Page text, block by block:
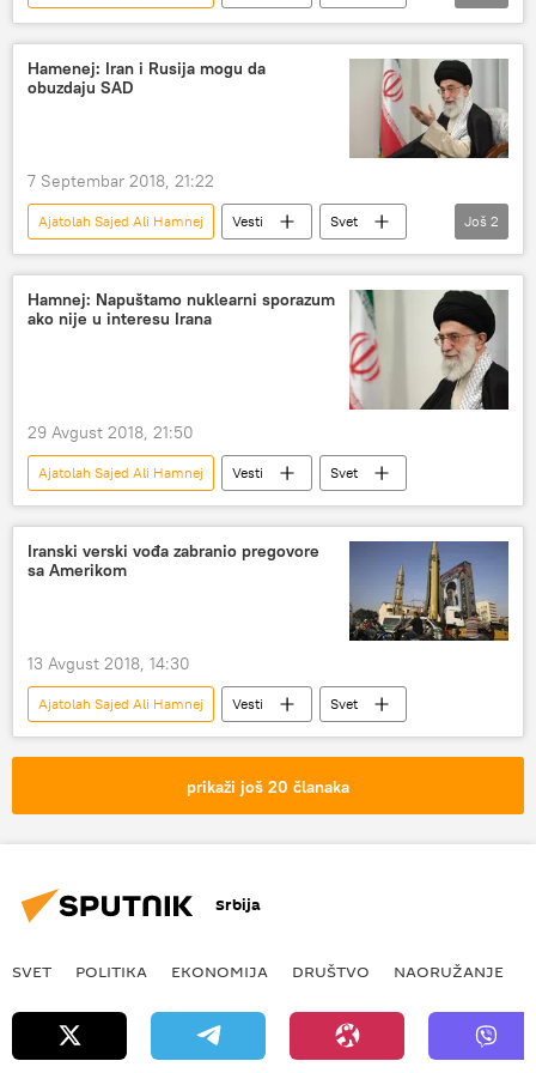
Iran
teroristički napad
Hamenej: Iran i Rusija mogu da
obuzdaju SAD
7 Septembar 2018, 21:22
Ajatolah Sajed Ali Hamnej Vesti
Svet
Iran
Vladimir Putin
Još 2
Hamnej: Napuštamo nuklearni sporazum
ako nije u interesu Irana
29 Avgust 2018, 21:50
Ajatolah Sajed Ali Hamnej Vesti Svet
Iranski verski vođa zabranio pregovore
sa Amerikom
13 Avgust 2018, 14:30
Ajatolah Sajed Ali Hamnej Vesti Svet
prikaži još 20 članaka
Srbija
SVET POLITIKA EKONOMIJA DRUŠTVO NAORUŽANJE